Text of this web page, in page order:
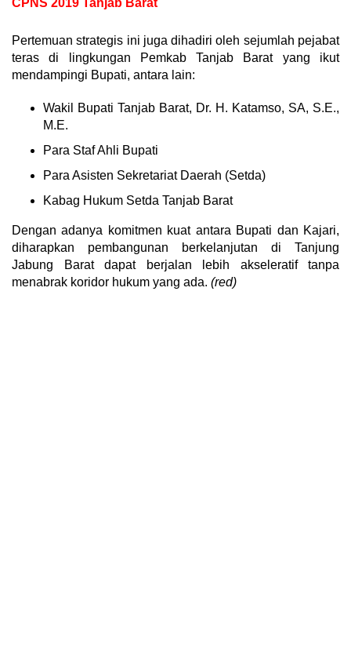
Pertemuan strategis ini juga dihadiri oleh sejumlah pejabat
teras di lingkungan Pemkab Tanjab Barat yang ikut
mendampingi Bupati, antara lain:
Wakil Bupati Tanjab Barat, Dr. H. Katamso, SA, S.E.,
M.E.
Para Staf Ahli Bupati
Para Asisten Sekretariat Daerah (Setda)
Kabag Hukum Setda Tanjab Barat
Dengan adanya komitmen kuat antara Bupati dan Kajari,
diharapkan pembangunan berkelanjutan di Tanjung
Jabung Barat dapat berjalan lebih akseleratif tanpa
menabrak koridor hukum yang ada. (red)